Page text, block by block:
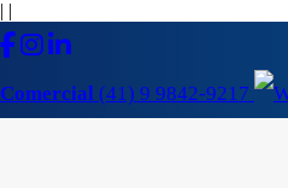
| |
Comercial (41) 9 9842-9217